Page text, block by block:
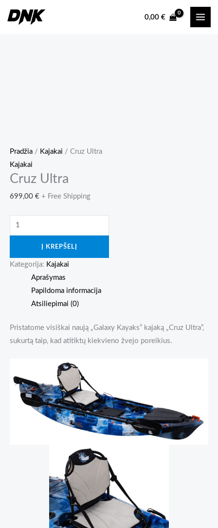
prie
0,00 €
Pradžia / Kajakai / Cruz Ultra
Kajakai
Cruz Ultra
699,00 € + Free Shipping
produkto
kiekis:
Ultra
Į KREPŠELĮ
Kategorija: Kajakai
Aprašymas
Papildoma informacija
Atsiliepimai (0)
Pristatome visiškai naują „Galaxy Kayaks” kajaką „Cruz Ultra”,
sukurtą taip, kad atitiktų kiekvieno žvejo poreikius.